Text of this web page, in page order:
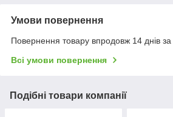
Умови повернення
Повернення товару впродовж 14 днів
Всі умови повернення
Подібні товари компанії